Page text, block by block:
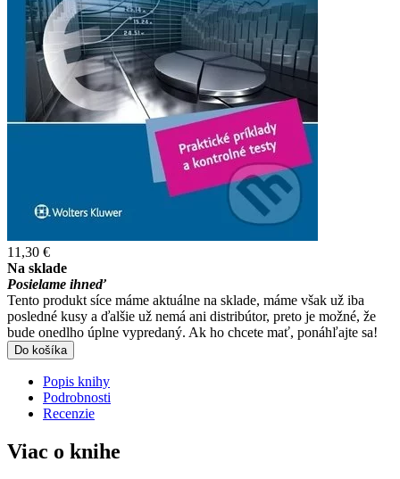
11,30 €
Na sklade
Posielame ihneď
Tento produkt síce máme aktuálne na sklade, máme však už iba
posledné kusy a ďalšie už nemá ani distribútor, preto je možné, že
bude onedlho úplne vypredaný. Ak ho chcete mať, ponáhľajte sa!
Do košíka
Popis knihy
Podrobnosti
Recenzie
Viac o knihe